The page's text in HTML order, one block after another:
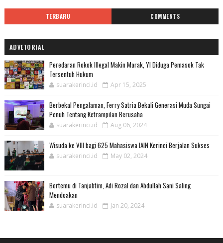
TERBARU COMMENTS
ADVETORIAL
Peredaran Rokok Illegal Makin Marak, YI Diduga Pemasok Tak
Tersentuh Hukum
suarakerinci.id Apr 15, 2025
Berbekal Pengalaman, Ferry Satria Bekali Generasi Muda Sungai
Penuh Tentang Ketrampilan Berusaha
suarakerinci.id Aug 06, 2024
Wisuda ke VIII bagi 625 Mahasiswa IAIN Kerinci Berjalan Sukses
suarakerinci.id May 02, 2024
Bertemu di Tanjabtim, Adi Rozal dan Abdullah Sani Saling
Mendoakan
suarakerinci.id Jan 20, 2024